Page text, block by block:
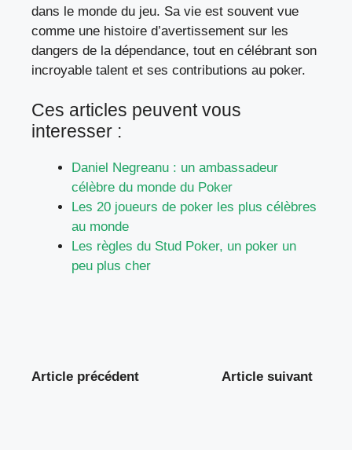
dans le monde du jeu. Sa vie est souvent vue
comme une histoire d’avertissement sur les
dangers de la dépendance, tout en célébrant son
incroyable talent et ses contributions au poker.
Ces articles peuvent vous
interesser :
Daniel Negreanu : un ambassadeur
célèbre du monde du Poker
Les 20 joueurs de poker les plus célèbres
au monde
Les règles du Stud Poker, un poker un
peu plus cher
Article précédent Article suivant